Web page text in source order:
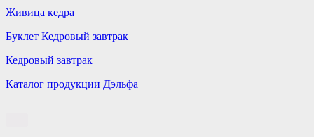
Живица кедра
Буклет Кедровый завтрак
Кедровый завтрак
Каталог продукции Дэльфа